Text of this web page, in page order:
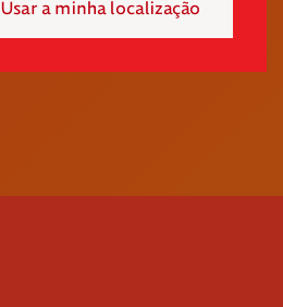
Usar a minha localização